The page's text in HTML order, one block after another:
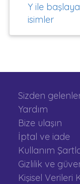
Y ile
isimler
Sizden
Yardım
Bize ulaşın
İptal ve iade
Kullanım
Gizlilik ve
Kişisel Verileri